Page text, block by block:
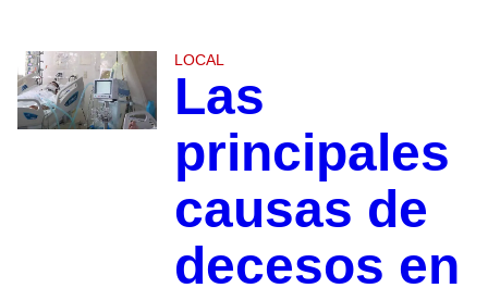
LOCAL
Las
principales
causas de
decesos en